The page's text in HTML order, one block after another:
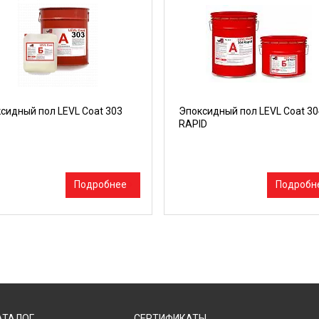
пол LEVL Coat 303
Подробнее
Эпоксидный пол LEVL Coat
RAPID